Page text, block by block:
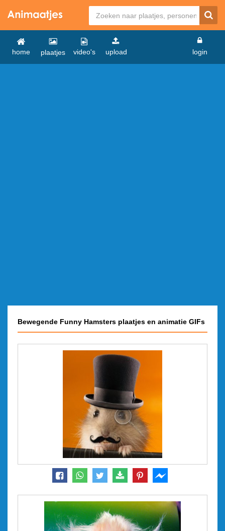
home plaatjes video's upload login
Bewegende Funny Hamsters plaatjes en animatie GIFs